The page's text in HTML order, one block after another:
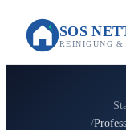
SOS
REINIGUNG &